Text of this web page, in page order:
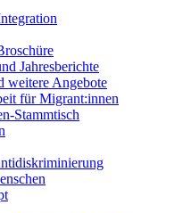
Jahresberichte
weitere Angebote
für Migrant:innen
Stammtisch